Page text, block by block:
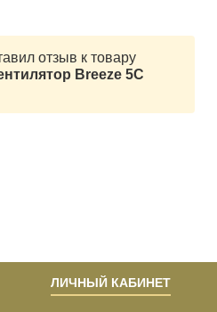
отзыв к товару
Breeze 5C
ЛИЧНЫЙ КАБИНЕТ